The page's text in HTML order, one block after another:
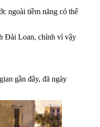
ngoài tiềm năng có thể
Đài Loan, chính vì vậy
gần đây, đã ngày